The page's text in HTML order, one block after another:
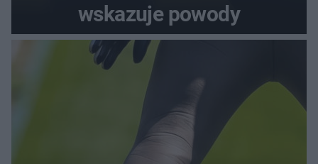
wskazuje powody